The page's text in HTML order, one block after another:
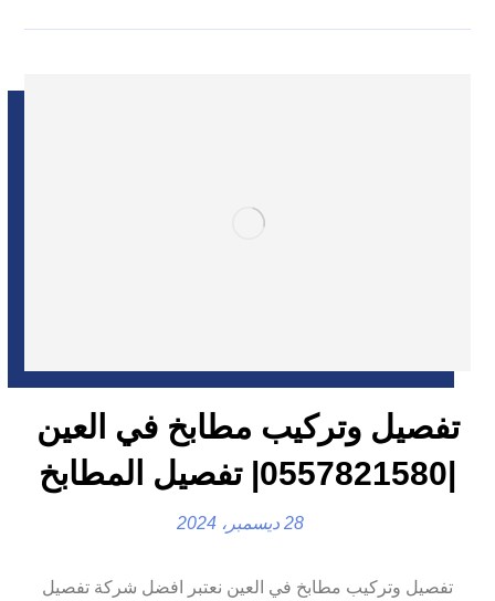
تفصيل وتركيب مطابخ في العين
|0557821580| تفصيل المطابخ
28 ديسمبر، 2024
تفصيل وتركيب مطابخ في العين نعتبر افضل شركة تفصيل